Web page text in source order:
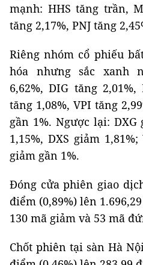
mạnh: HHS tăng trần,
tăng 2,17%, PNJ tăng
Riêng nhóm cổ phiếu
hóa nhưng sắc xanh
6,62%, DIG tăng 2,01%,
tăng 1,08%, VPI tăng
gần 1%. Ngược lại: DXG
1,15%, DXS giảm
giảm gần 1%.
Đóng cửa phiên giao
điểm (0,89%) lên
130 mã giảm và 53 mã
Chốt phiên tại sàn Hà